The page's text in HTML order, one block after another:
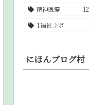
精神医療
12
T福祉ラボ
にほんブログ村